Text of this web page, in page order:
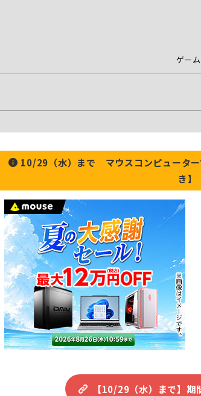
ゲー
10/29（水）まで マウスコンピューター
き】
【10/29（水）まで】期